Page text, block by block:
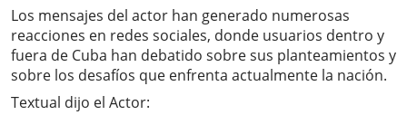
Los mensajes del actor han generado numerosas
reacciones en redes sociales, donde usuarios dentro y
fuera de Cuba han debatido sobre sus planteamientos y
sobre los desafíos que enfrenta actualmente la nación.
Textual dijo el Actor: